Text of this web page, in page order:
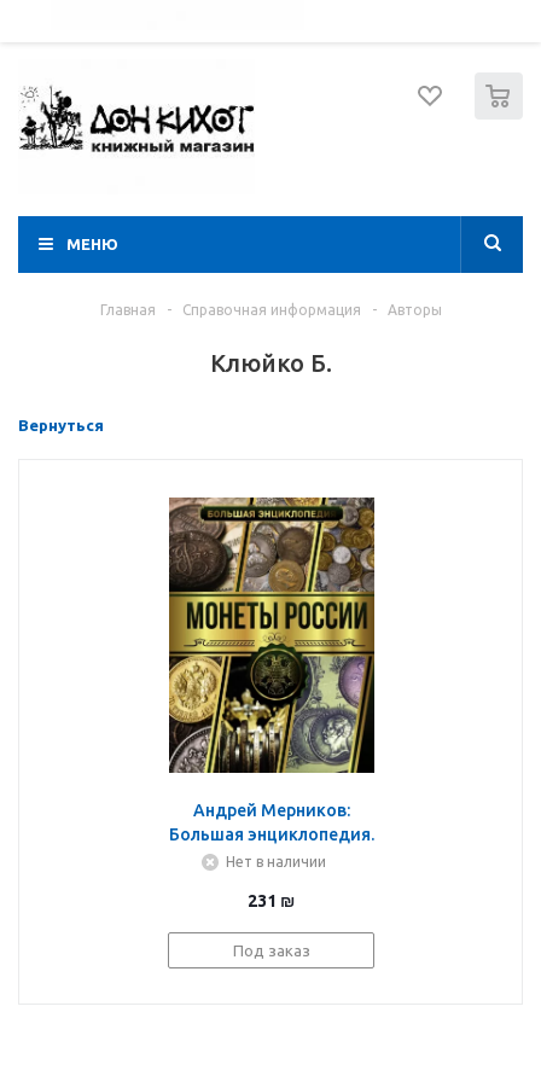
МЕНЮ
Главная - Справочная информация - Авторы
Клюйко Б.
Вернуться
Андрей Мерников:
Большая энциклопедия.
Монеты России
Нет в наличии
231 ₪
Под заказ